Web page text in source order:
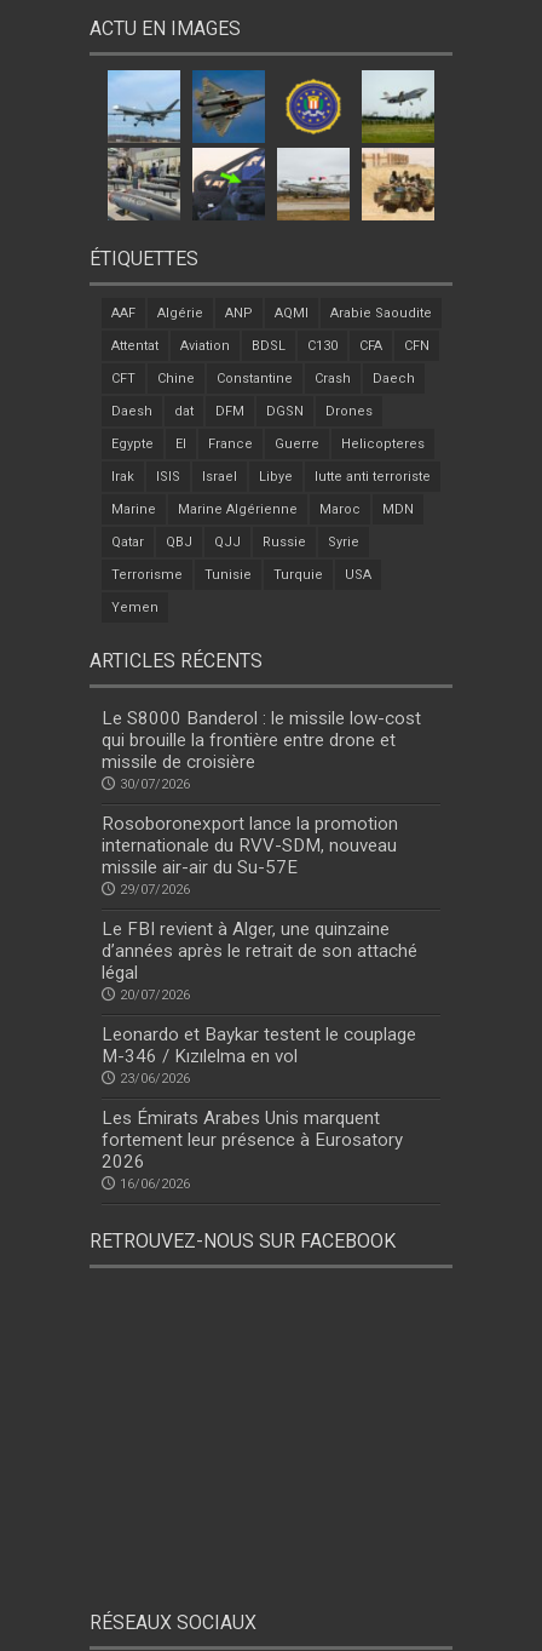
ACTU EN IMAGES
ÉTIQUETTES
AAF Algérie ANP AQMI Arabie Saoudite
Attentat Aviation BDSL C130 CFA CFN
CFT Chine Constantine Crash Daech
Daesh dat DFM DGSN Drones
Egypte EI France Guerre Helicopteres
Irak ISIS Israel Libye lutte anti terroriste
Marine Marine Algérienne Maroc MDN
Qatar QBJ QJJ Russie Syrie
Terrorisme Tunisie Turquie USA
Yemen
ARTICLES RÉCENTS
Le S8000 Banderol : le missile low-cost
qui brouille la frontière entre drone et
missile de croisière
30/07/2026
Rosoboronexport lance la promotion
internationale du RVV-SDM, nouveau
missile air-air du Su-57E
29/07/2026
Le FBI revient à Alger, une quinzaine
d’années après le retrait de son attaché
légal
20/07/2026
Leonardo et Baykar testent le couplage
M-346 / Kızılelma en vol
23/06/2026
Les Émirats Arabes Unis marquent
fortement leur présence à Eurosatory
2026
16/06/2026
RETROUVEZ-NOUS SUR FACEBOOK
RÉSEAUX SOCIAUX